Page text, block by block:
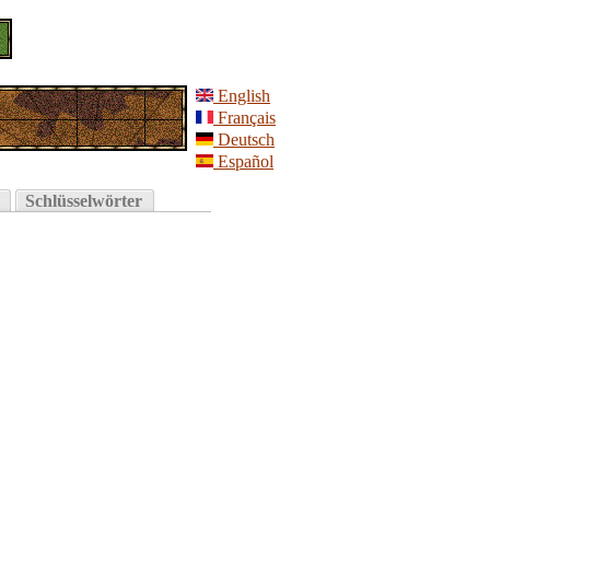
English
Français
Deutsch
Español
Schlüsselwörter